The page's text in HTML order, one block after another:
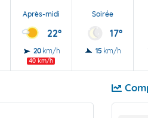
Après-midi
22°
20 km/h
40 km/h
Soirée
17°
15 km/h